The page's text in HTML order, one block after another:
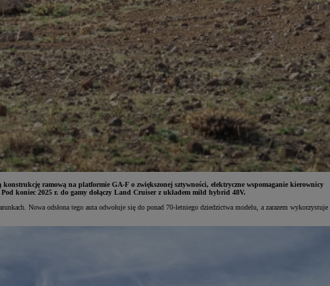
ramową na platformie GA-F o zwiększonej sztywności, elektryczne wspomaganie kierownicy
koniec 2025 r. do gamy dołączy Land Cruiser z układem mild hybrid 48V.
Nowa odsłona tego auta odwołuje się do ponad 70-letniego dziedzictwa modelu, a zarazem wykorzystuje